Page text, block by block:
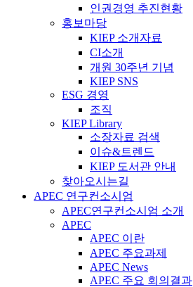
인권경영 추진현황
홍보마당
KIEP 소개자료
CI소개
개원 30주년 기념
KIEP SNS
ESG 경영
조직
KIEP Library
소장자료 검색
이슈&트렌드
KIEP 도서관 안내
찾아오시는길
APEC 연구컨소시엄
APEC연구컨소시엄 소개
APEC
APEC 이란
APEC 주요과제
APEC News
APEC 주요 회의결과